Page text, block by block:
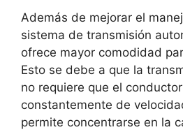
Además de mejorar el
sistema de transmisión
ofrece mayor comodidad
Esto se debe a que la
no requiere que el
constantemente de
permite concentrarse en la